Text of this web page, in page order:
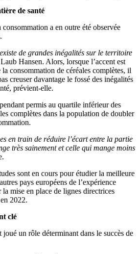
de santé
a en outre été observée
de grandes inégalités sur le territoire
Hansen. Alors, lorsque l’accent est
consommation de céréales complètes, il
creuser davantage le fossé des inégalités
prévient-elle.
permis au quartile inférieur des
complètes dans la population de doubler
en train de réduire l’écart entre la partie
très sainement et celle qui mange moins
sont en cours pour étudier la meilleure
pays européens de l’expérience
la mise en place de lignes directrices
2022.
clé
joué un rôle déterminant dans le succès de